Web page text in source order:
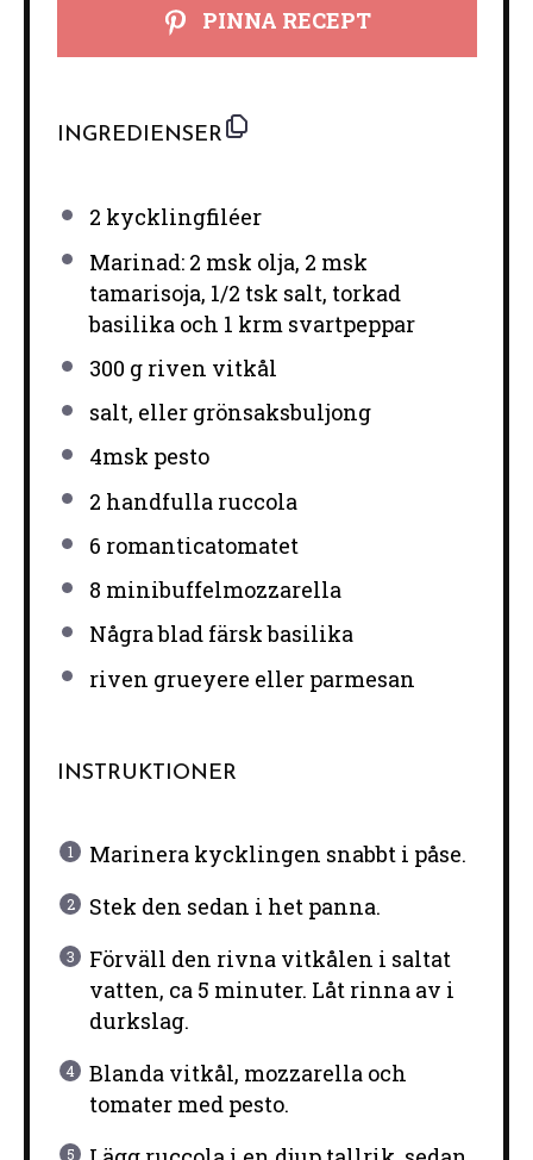
PINNA RECEPT
INGREDIENSER
2 kycklingfiléer
Marinad: 2 msk olja, 2 msk
tamarisoja, 1/2 tsk salt, torkad
basilika och 1 krm svartpeppar
300 griven vitkål
salt, eller grönsaksbuljong
4msk pesto
2 handfulla ruccola
6 romanticatomatet
8 minibuffelmozzarella
Några blad färsk basilika
riven grueyere eller parmesan
INSTRUKTIONER
Marinera kycklingen snabbt i påse.
Stek den sedan i het panna.
Förväll den rivna vitkålen i saltat
vatten, ca 5 minuter. Låt rinna av i
durkslag.
Blanda vitkål, mozzarella och
tomater med pesto.